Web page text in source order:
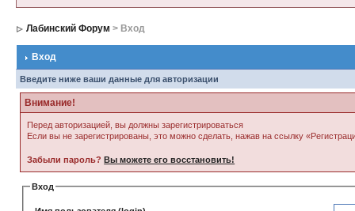
Лабинский Форум > Вход
Вход
Введите ниже ваши данные для авторизации
Внимание!
Перед авторизацией, вы должны зарегистрироваться
Если вы не зарегистрированы, это можно сделать, нажав на ссылку
Забыли пароль?Вы можете его восстановить!
Вход